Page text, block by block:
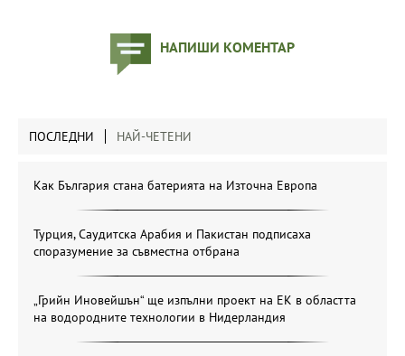
НАПИШИ КОМЕНТАР
ПОСЛЕДНИ НАЙ-ЧЕТЕНИ
Как България стана батерията на Източна Европа
Турция, Саудитска Арабия и Пакистан подписаха
споразумение за съвместна отбрана
„Грийн Иновейшън“ ще изпълни проект на ЕК в областта
на водородните технологии в Нидерландия